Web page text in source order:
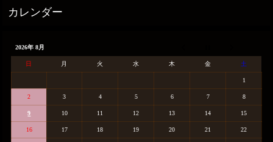
2026年 8月
日 月 火 水 木 金 土
1
2 3 4 5 6 7 8
9 10 11 12 13 14 15
16 17 18 19 20 21 22